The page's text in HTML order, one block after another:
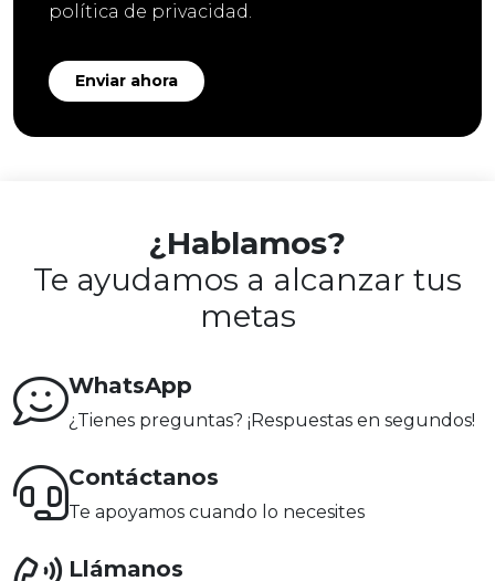
política de privacidad.
Enviar ahora
¿Hablamos?
Te ayudamos a alcanzar tus
metas
WhatsApp
¿Tienes preguntas? ¡Respuestas en segundos!
Contáctanos
Te apoyamos cuando lo necesites
Llámanos